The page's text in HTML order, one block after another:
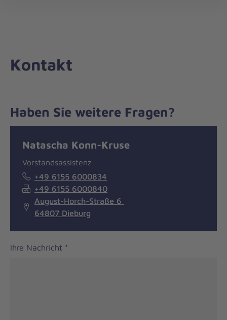
zum
Kontakt
Haben Sie weitere Fragen?
Natascha Konn-Kruse
Vorstandsassistenz
+49 6155 6000834
+49 6155 6000840
August-Horch-Straße 6
64807 Dieburg
Ihre Nachricht *